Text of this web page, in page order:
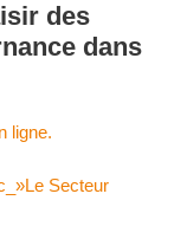
des
dans
ligne.
Secteur